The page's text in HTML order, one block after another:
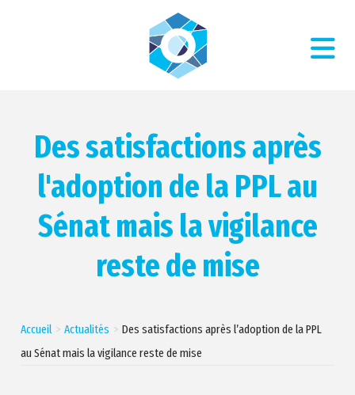
Des satisfactions après
l'adoption de la PPL au
Sénat mais la vigilance
reste de mise
Accueil Actualités
Des satisfactions après l’adoption de la PPL
au Sénat mais la vigilance reste de mise